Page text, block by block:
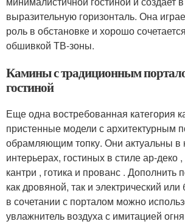
выразительную горизонталь. Она
роль в обстановке и хорошо
обшивкой ТВ-зоны.
Камины с традиционным
гостиной
Еще одна востребованная категория
пристенные модели с архитектурным
обрамляющим топку. Они актуальны в
интерьерах, гостиных в стиле ар-деко
кантри , готика и прованс .
как дровяной, так и электрический
в сочетании с порталом можно
увлажнитель воздуха с имитацией